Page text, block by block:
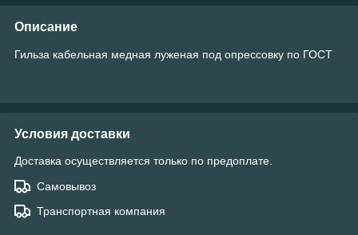
Описание
Гильза кабельная медная луженая под опрессовку по ГОСТ
Условия доставки
Доставка осуществляется только по предоплате.
Самовывоз
Транспортная компания